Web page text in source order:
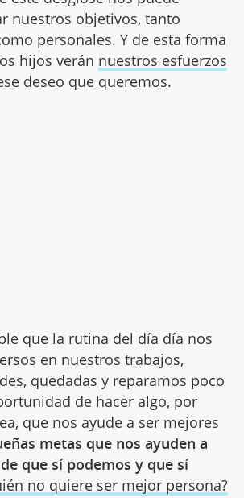
nuestros objetivos, tanto
personales. Y de esta forma
hijos verán nuestros esfuerzos
deseo que queremos.
que la rutina del día día nos
en nuestros trabajos,
quedadas y reparamos poco
de hacer algo, por
que nos ayude a ser mejores
metas que nos ayuden a
que sí podemos y que sí
no quiere ser mejor persona?